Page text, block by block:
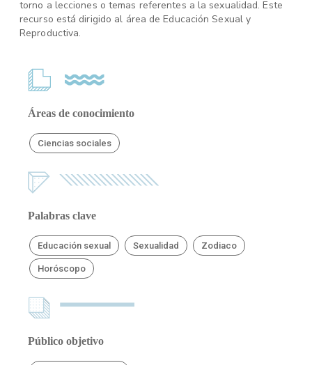
torno a lecciones o temas referentes a la sexualidad. Este
recurso está dirigido al área de Educación Sexual y
Reproductiva.
Áreas de conocimiento
Ciencias sociales
Palabras clave
Educación sexual Sexualidad Zodiaco
Horóscopo
Público objetivo